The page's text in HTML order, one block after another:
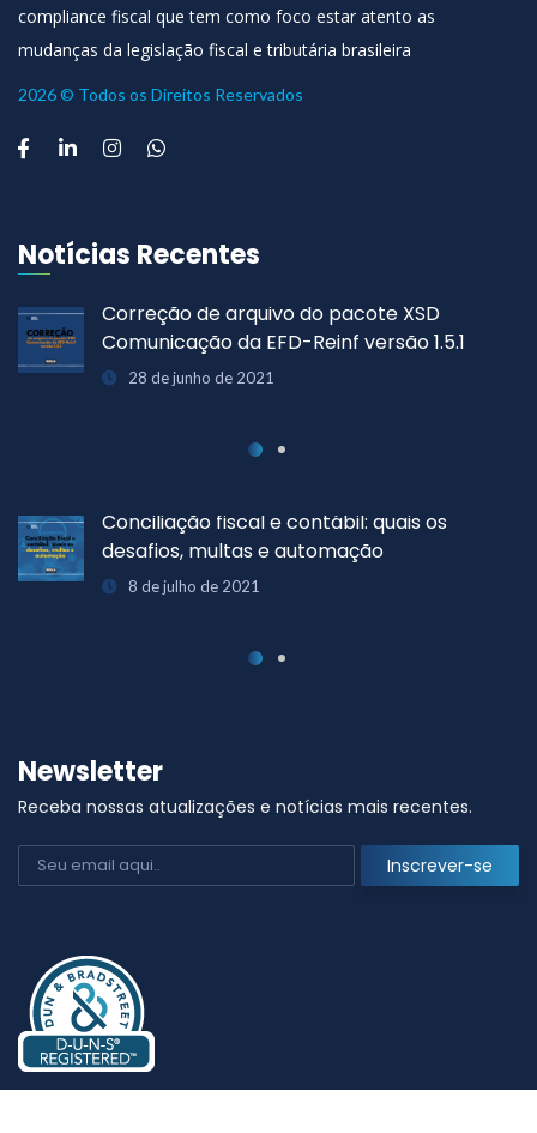
compliance fiscal que tem como foco estar atento as
mudanças da legislação fiscal e tributária brasileira
2026 © Todos os Direitos Reservados
Notícias Recentes
Correção de arquivo do pacote XSD
Comunicação da EFD-Reinf versão 1.5.1
28 de junho de 2021
Conciliação fiscal e contábil: quais os
desafios, multas e automação
8 de julho de 2021
Newsletter
Receba nossas atualizações e notícias mais recentes.